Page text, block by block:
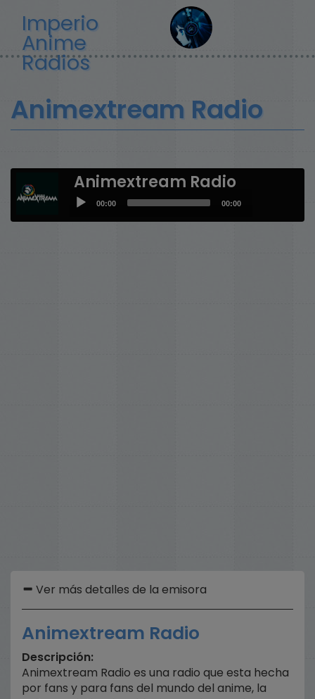
contenido
principal
Imperio
Anime
Radios
Animextream Radio
Animextream Radio
Audio00:00 00:00
Ver más detalles de la emisora
Animextream Radio
Descripción:
Animextream Radio es una radio que esta hecha
por fans y para fans del mundo del anime, la